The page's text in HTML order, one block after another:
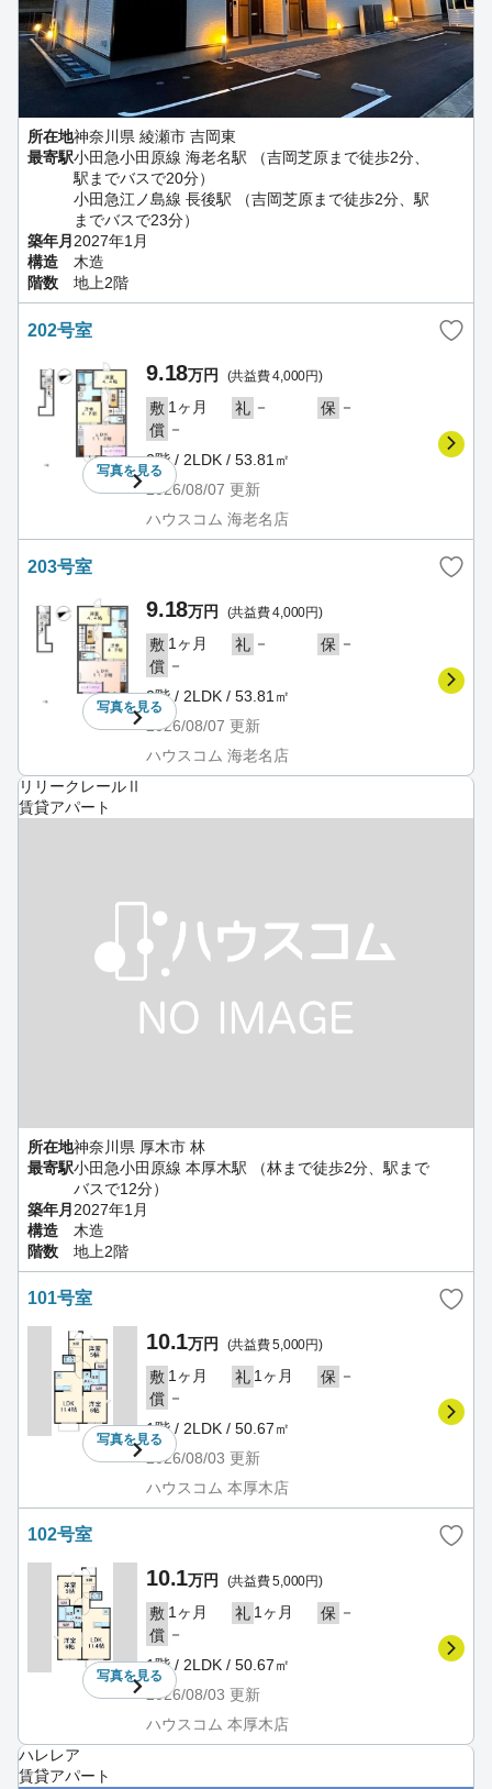
所在地神奈川県 綾瀬市 吉岡東
最寄駅小田急小田原線 海老名駅 （吉岡芝原まで徒歩2分、
駅までバスで20分）
小田急江ノ島線 長後駅 （吉岡芝原まで徒歩2分、駅
までバスで23分）
築年月 2027年1月
構造
木造
階数
地上2階
202号室
写真を見る
9.18万円 (共益費 4,000円)
敷 1ヶ月 礼 － 保 －
償 －
2階 / 2LDK / 53.81㎡
2026/08/07 更新
ハウスコム 海老名店
203号室
写真を見る
9.18万円 (共益費 4,000円)
敷 1ヶ月 礼 － 保 －
償 －
2階 / 2LDK / 53.81㎡
2026/08/07 更新
ハウスコム 海老名店
リリークレールⅡ
賃貸アパート
所在地神奈川県 厚木市 林
最寄駅小田急小田原線 本厚木駅 （林まで徒歩2分、駅まで
バスで12分）
築年月2027年1月
構造
木造
階数
地上2階
101号室
写真を見る
10.1万円 (共益費 5,000円)
敷 1ヶ月 礼 1ヶ月 保 －
償 －
1階 / 2LDK / 50.67㎡
2026/08/03 更新
ハウスコム 本厚木店
102号室
写真を見る
10.1万円 (共益費 5,000円)
敷 1ヶ月 礼 1ヶ月 保 －
償 －
1階 / 2LDK / 50.67㎡
2026/08/03 更新
ハウスコム 本厚木店
ハレレア
賃貸アパート